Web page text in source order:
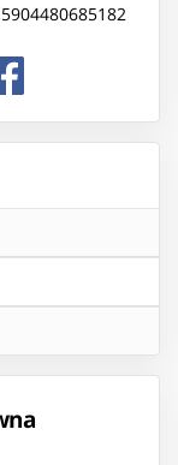
5904480685182